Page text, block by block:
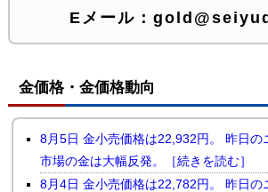
Eメール：
金価格・金価格動向
8月5日 金小売価格は22,932円。 昨日の
市場の金は大幅反発。［続きを読む］
8月4日 金小売価格は22,782円。 昨日の